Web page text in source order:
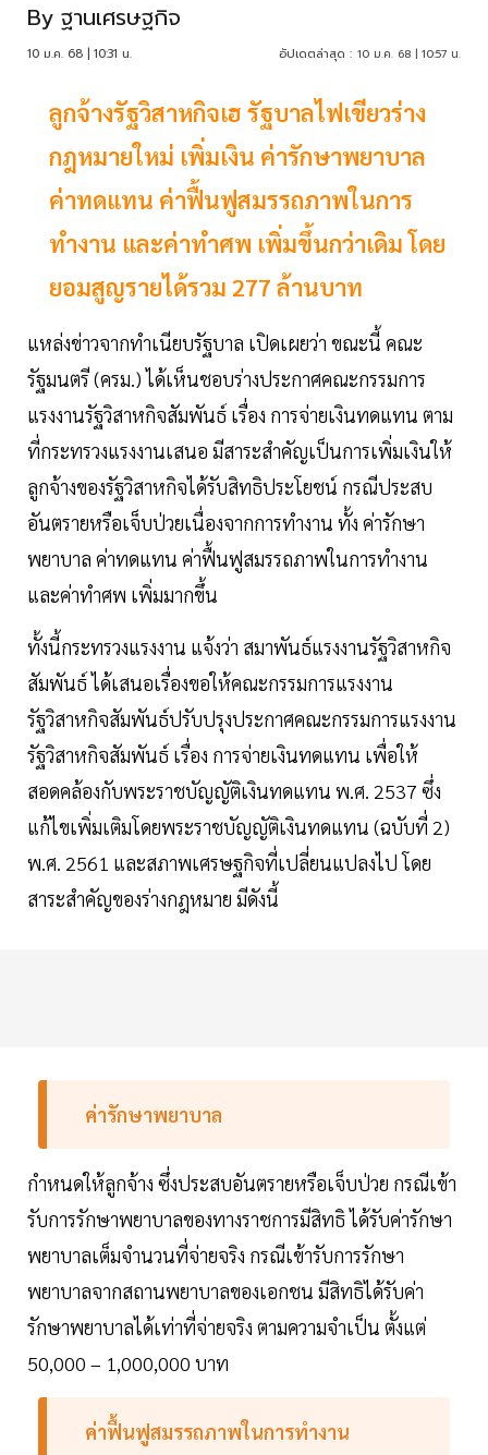
By ฐานเศรษฐกิจ
10 ม.ค. 68 | 10:31 น. อัปเดตล่าสุด : 10 ม.ค. 68 | 10:57 น.
ลูกจ้างรัฐวิสาหกิจเฮ รัฐบาลไฟเขียวร่าง
กฎหมายใหม่ เพิ่มเงิน ค่ารักษาพยาบาล
ค่าทดแทน ค่าฟื้นฟูสมรรถภาพในการ
ทำงาน และค่าทำศพ เพิ่มขึ้นกว่าเดิม โดย
ยอมสูญรายได้รวม 277 ล้านบาท
แหล่งข่าวจากทำเนียบรัฐบาล เปิดเผยว่า ขณะนี้ คณะ
รัฐมนตรี (ครม.) ได้เห็นชอบร่างประกาศคณะกรรมการ
แรงงานรัฐวิสาหกิจสัมพันธ์ เรื่อง การจ่ายเงินทดแทน ตาม
ที่กระทรวงแรงงานเสนอ มีสาระสำคัญเป็นการเพิ่มเงินให้
ลูกจ้างของรัฐวิสาหกิจได้รับสิทธิประโยชน์ กรณีประสบ
อันตรายหรือเจ็บป่วยเนื่องจากการทำงาน ทั้ง ค่ารักษา
พยาบาล ค่าทดแทน ค่าฟื้นฟูสมรรถภาพในการทำงาน
และค่าทำศพ เพิ่มมากขึ้น
ทั้งนี้กระทรวงแรงงาน แจ้งว่า สมาพันธ์แรงงานรัฐวิสาหกิจ
สัมพันธ์ ได้เสนอเรื่องขอให้คณะกรรมการแรงงาน
รัฐวิสาหกิจสัมพันธ์ปรับปรุงประกาศคณะกรรมการแรงงาน
รัฐวิสาหกิจสัมพันธ์ เรื่อง การจ่ายเงินทดแทน เพื่อให้
สอดคล้องกับพระราชบัญญัติเงินทดแทน พ.ศ. 2537 ซึ่ง
แก้ไขเพิ่มเติมโดยพระราชบัญญัติเงินทดแทน (ฉบับที่ 2)
พ.ศ. 2561 และสภาพเศรษฐกิจที่เปลี่ยนแปลงไป โดย
สาระสำคัญของร่างกฎหมาย มีดังนี้
ค่ารักษาพยาบาล
กำหนดให้ลูกจ้าง ซึ่งประสบอันตรายหรือเจ็บป่วย กรณีเข้า
รับการรักษาพยาบาลของทางราชการมีสิทธิ ได้รับค่ารักษา
พยาบาลเต็มจำนวนที่จ่ายจริง กรณีเข้ารับการรักษา
พยาบาลจากสถานพยาบาลของเอกชน มีสิทธิได้รับค่า
รักษาพยาบาลได้เท่าที่จ่ายจริง ตามความจำเป็น ตั้งแต่
50,000 – 1,000,000 บาท
ค่าฟื้นฟูสมรรถภาพในการทำงาน